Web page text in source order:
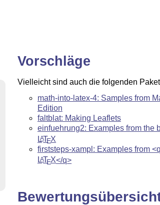
Vorschläge
Vielleicht sind auch die folgenden
math-into-latex-4: Samples from
Edition
faltblat: Making Leaflets
einfuehrung2: Examples from the
LATEX
firststeps-xampl: Examples from
LATEX</q>